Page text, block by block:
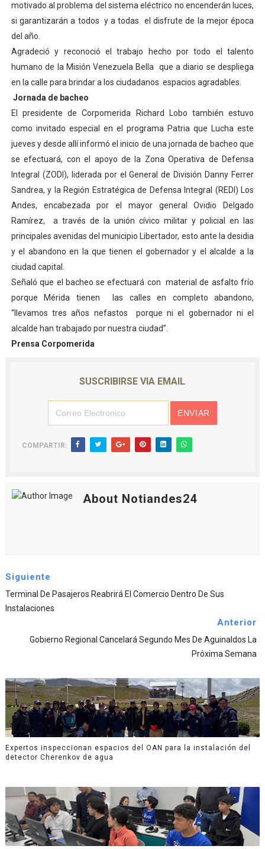
motivado al problema del sistema eléctrico no encenderán luces,
si garantizarán a todos y a todas el disfrute de la mejor época
del año.
Agradeció y reconoció el trabajo hecho por todo el talento
humano de la Misión Venezuela Bella que a diario se despliega
en la calle para brindar a los ciudadanos espacios agradables.
Jornada de bacheo
El presidente de Corpomerida Richard Lobo también estuvo
como invitado especial en el programa Patria que Lucha este
jueves y desde allí informó el inicio de una jornada de bacheo que
se efectuará, con el apoyo de la Zona Operativa de Defensa
Integral (ZODI), liderada por el General de División Danny Ferrer
Sandrea, y la Región Estratégica de Defensa Integral (REDI) Los
Andes, encabezada por el mayor general Ovidio Delgado
Ramírez, a través de la unión cívico militar y policial en las
principales avenidas del municipio Libertador, esto ante la desidia
y el abandono en la que tienen el gobernador y el alcalde a la
ciudad capital.
Señaló que el bacheo se efectuará con material de asfalto frío
porque Mérida tienen las calles en completo abandono,
“llevamos tres años nefastos porque ni el gobernador ni el
alcalde han trabajado por nuestra ciudad”.
Prensa Corpomerida
SUSCRIBIRSE VIA EMAIL
COMPARTIR:
About Notiandes24
Siguiente
Terminal De Pasajeros Reabrirá El Comercio Dentro De Sus
Instalaciones
Anterior
Gobierno Regional Cancelará Segundo Mes De Aguinaldos La
Próxima Semana
Expertos inspeccionan espacios del OAN para la instalación del
detector Cherenkov de agua